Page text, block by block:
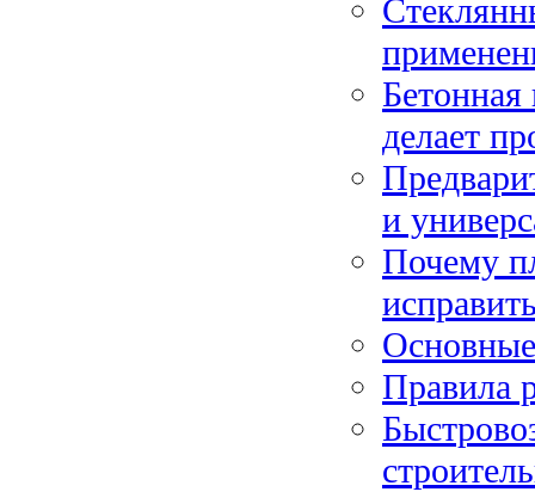
Бетонная
делает
и
Почему
Правила